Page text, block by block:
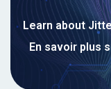
Learn about
En savoir plus